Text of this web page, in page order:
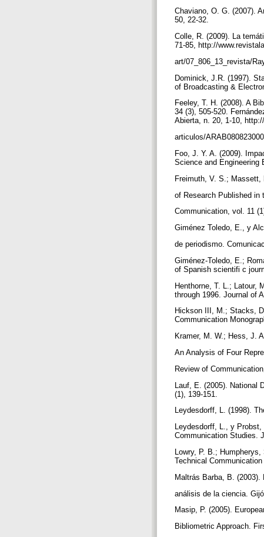
Chaviano, O. G. (2007).
50, 22-32.
Colle, R. (2009). La
71-85, http://
art/07_806_13_revista/
Dominick, J.R. (1997).
of Broadcasting &
Feeley, T. H. (2008). A
34 (3), 505-520.
Abierta, n. 20, 1-10,
articulos/
Foo, J. Y. A. (2009).
Science and Engineering
Freimuth, V. S.; Massett,
of Research Published in
Communication, vol. 11
Giménez Toledo, E., y
de periodismo.
Giménez-Toledo, E.;
of Spanish scientifi c
Henthorne, T. L.; Latour,
through 1996. Journal of
Hickson III, M.; Stacks,
Communication
Kramer, M. W.; Hess, J.
An Analysis of Four
Review of
Lauf, E. (2005). National
(1), 139-151.
Leydesdorff, L. (1998).
Leydesdorff, L., y
Communication Studies.
Lowry, P. B.;
Technical
Maltrás Barba, B.
análisis de la ciencia.
Masip, P. (2005).
Bibliometric Approach.